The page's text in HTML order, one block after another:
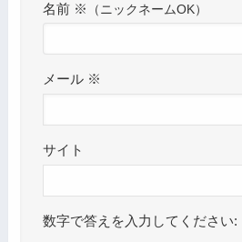
名前 ※
メール ※
サイト
数字で答えを入力してください: